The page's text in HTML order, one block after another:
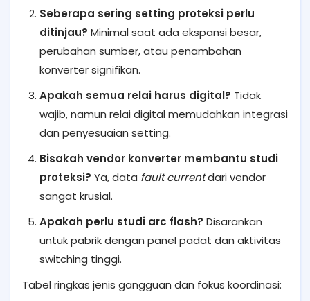
Seberapa sering setting proteksi perlu
ditinjau? Minimal saat ada ekspansi besar,
perubahan sumber, atau penambahan
konverter signifikan.
Apakah semua relai harus digital? Tidak
wajib, namun relai digital memudahkan integrasi
dan penyesuaian setting.
Bisakah vendor konverter membantu studi
proteksi? Ya, data fault currentdari vendor
sangat krusial.
Apakah perlu studi arc flash? Disarankan
untuk pabrik dengan panel padat dan aktivitas
switching tinggi.
Tabel ringkas jenis gangguan dan fokus koordinasi: